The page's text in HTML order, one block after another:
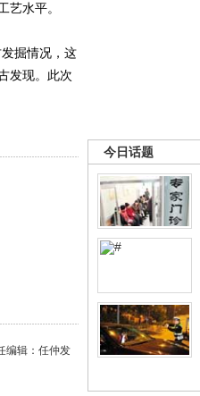
今日话题
艺水平。
掘情况，这
发现。此次
编辑：任仲发